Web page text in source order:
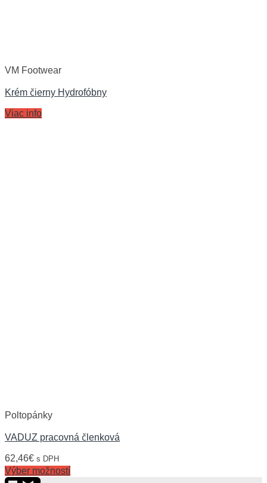
VM Footwear
Krém čierny Hydrofóbny
Viac info
Poltopánky
VADUZ pracovná členková
62,46€ s DPH
Výber možností